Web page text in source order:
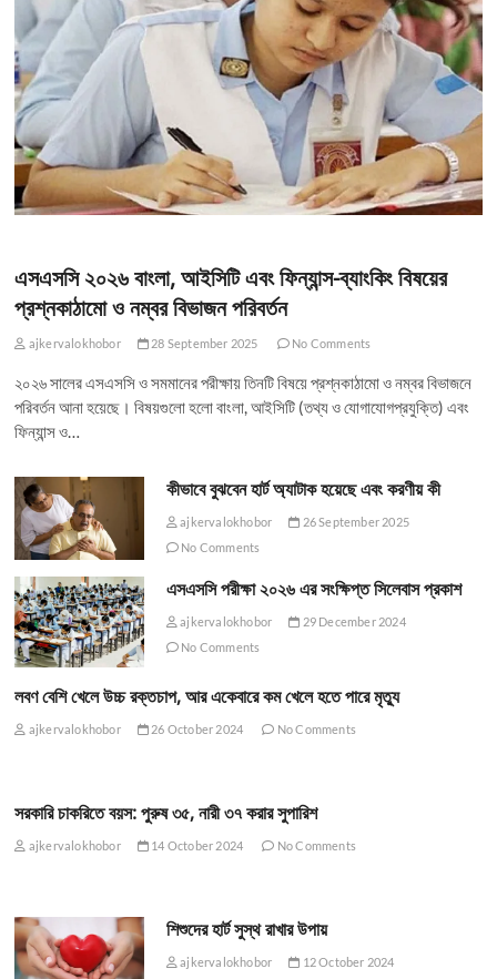
এসএসসি ২০২৬ বাংলা, আইসিটি এবং ফিন্যান্স-ব্যাংকিং বিষয়ের
প্রশ্নকাঠামো ও নম্বর বিভাজন পরিবর্তন
ajkervalokhobor 28 September 2025 No Comments
২০২৬ সালের এসএসসি ও সমমানের পরীক্ষায় তিনটি বিষয়ে প্রশ্নকাঠামো ও নম্বর বিভাজনে
পরিবর্তন আনা হয়েছে। বিষয়গুলো হলো বাংলা, আইসিটি (তথ্য ও যোগাযোগপ্রযুক্তি) এবং
ফিন্যান্স ও…
কীভাবে বুঝবেন হার্ট অ্যাটাক হয়েছে এবং করণীয় কী
ajkervalokhobor
26 September 2025
No Comments
এসএসসি পরীক্ষা ২০২৬ এর সংক্ষিপ্ত সিলেবাস প্রকাশ
ajkervalokhobor
29 December 2024
No Comments
লবণ বেশি খেলে উচ্চ রক্তচাপ, আর একেবারে কম খেলে হতে পারে মৃত্যু
ajkervalokhobor 26 October 2024 No Comments
সরকারি চাকরিতে বয়স: পুরুষ ৩৫, নারী ৩৭ করার সুপারিশ
ajkervalokhobor 14 October 2024 No Comments
শিশুদের হার্ট সুস্থ রাখার উপায়
ajkervalokhobor
12 October 2024